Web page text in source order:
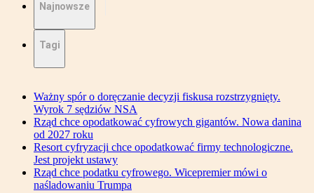
Najnowsze
Tagi
Ważny spór o doręczanie decyzji fiskusa rozstrzygnięty.
Wyrok 7 sędziów NSA
Rząd chce opodatkować cyfrowych gigantów. Nowa danina
od 2027 roku
Resort cyfryzacji chce opodatkować firmy technologiczne.
Jest projekt ustawy
Rząd chce podatku cyfrowego. Wicepremier mówi o
naśladowaniu Trumpa